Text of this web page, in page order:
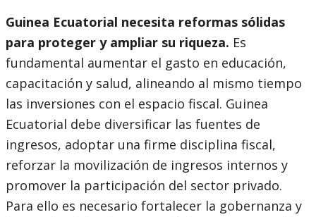
Guinea Ecuatorial necesita reformas sólidas
para proteger y ampliar su riqueza. Es
fundamental aumentar el gasto en educación,
capacitación y salud, alineando al mismo tiempo
las inversiones con el espacio fiscal. Guinea
Ecuatorial debe diversificar las fuentes de
ingresos, adoptar una firme disciplina fiscal,
reforzar la movilización de ingresos internos y
promover la participación del sector privado.
Para ello es necesario fortalecer la gobernanza y